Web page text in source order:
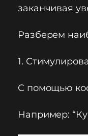
заканчивая
Разберем
1.
С помощью
Например: